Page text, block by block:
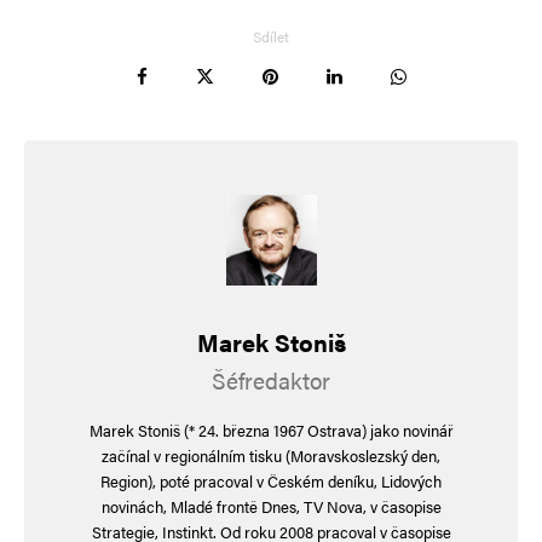
k příměří a uvalení sankcí na dva generály.
vátači mají na rukách krev…
Vídeň: Muž se prohlásil za ženu, aby mohl jít
https://www.youtube.com/watch?
v=WeJJ9_GtIqg&t=13s
hloubal
26. 1. 2025 (0:57)
Odpovědět
Sdílet
Marek Stoniš
Šéfredaktor
Marek Stoniš (* 24. března 1967 Ostrava) jako novinář
začínal v regionálním tisku (Moravskoslezský den,
Region), poté pracoval v Českém deníku, Lidových
novinách, Mladé frontě Dnes, TV Nova, v časopise
Strategie, Instinkt. Od roku 2008 pracoval v časopise